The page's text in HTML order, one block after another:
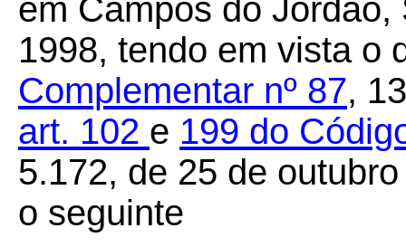
em Campos do
1998, tendo em vista o
Complementar nº 87,
art. 102 e 199 do
5.172, de 25 de
o seguinte